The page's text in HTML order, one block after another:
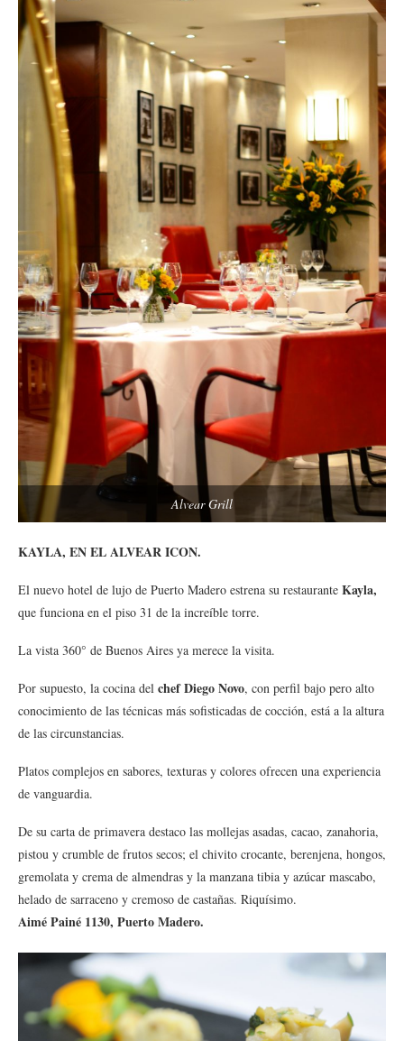
Alvear Grill
KAYLA, EN EL ALVEAR ICON.
El nuevo hotel de lujo de Puerto Madero estrena su restaurante Kayla,
que funciona en el piso 31 de la increíble torre.
La vista 360° de Buenos Aires ya merece la visita.
Por supuesto, la cocina del chef Diego Novo, con perfil bajo pero alto
conocimiento de las técnicas más sofisticadas de cocción, está a la altura
de las circunstancias.
Platos complejos en sabores, texturas y colores ofrecen una experiencia
de vanguardia.
De su carta de primavera destaco las mollejas asadas, cacao, zanahoria,
pistou y crumble de frutos secos; el chivito crocante, berenjena, hongos,
gremolata y crema de almendras y la manzana tibia y azúcar mascabo,
helado de sarraceno y cremoso de castañas. Riquísimo.
Aimé Painé 1130, Puerto Madero.